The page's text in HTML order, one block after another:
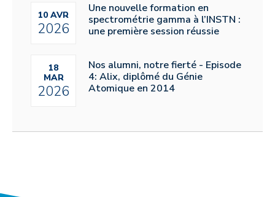
10 AVR
2026
Une nouvelle formation en
spectrométrie gamma à l’INSTN :
une première session réussie
18
MAR
2026
Nos alumni, notre fierté - Episode
4: Alix, diplômé du Génie
Atomique en 2014